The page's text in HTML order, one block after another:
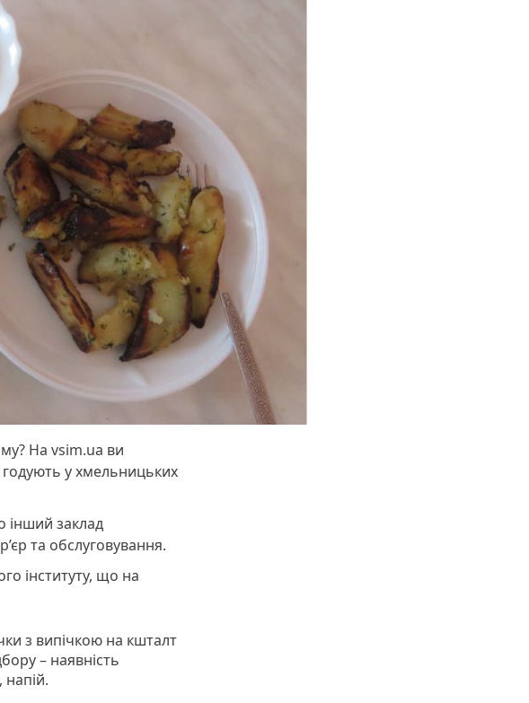
На vsim.ua ви
годують у хмельницьких
інший заклад
та обслуговування.
інституту, що на
з випічкою на кшталт
– наявність
напій.